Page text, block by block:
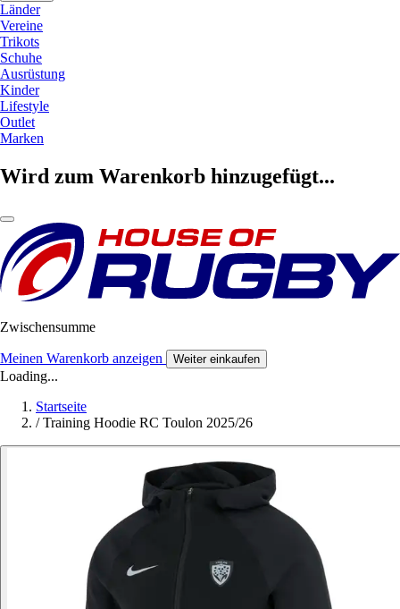
Länder
Vereine
Trikots
Schuhe
Ausrüstung
Kinder
Lifestyle
Outlet
Marken
Wird zum Warenkorb hinzugefügt...
Zwischensumme
Meinen Warenkorb anzeigen Weiter einkaufen
Loading...
Startseite
/ Training Hoodie RC Toulon 2025/26